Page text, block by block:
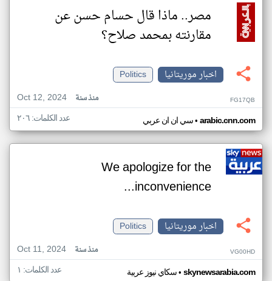
مصر.. ماذا قال حسام حسن عن
مقارنته بمحمد صلاح؟
اخبار موريتانيا
Politics
Oct 12, 2024
منذ سنة FG17QB
سي ان ان عربي• arabic.cnn.com عدد الكلمات: ٢٠٦
We apologize for the
inconvenience...
اخبار موريتانيا
Politics
Oct 11, 2024
منذ سنة VG00HD
سكاي نيوز عربية• skynewsarabia.com عدد الكلمات: ١